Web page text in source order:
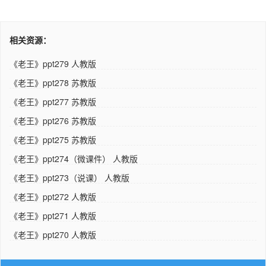
相关资源：
《老王》ppt279 人教版
《老王》ppt278 苏教版
《老王》ppt277 苏教版
《老王》ppt276 苏教版
《老王》ppt275 苏教版
《老王》ppt274（微课件） 人教版
《老王》ppt273（说课） 人教版
《老王》ppt272 人教版
《老王》ppt271 人教版
《老王》ppt270 人教版